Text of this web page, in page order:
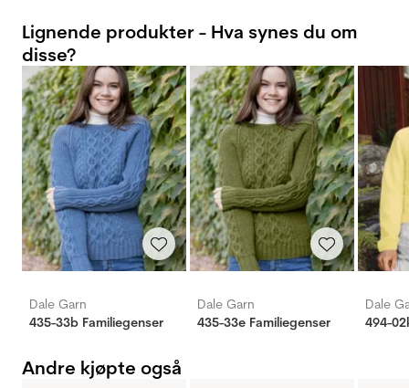
Lignende produkter - Hva synes du om
disse?
Dale Garn
435-33b Familiegenser
Dale Garn
435-33e Familiegenser
Dale
494-
Andre kjøpte også